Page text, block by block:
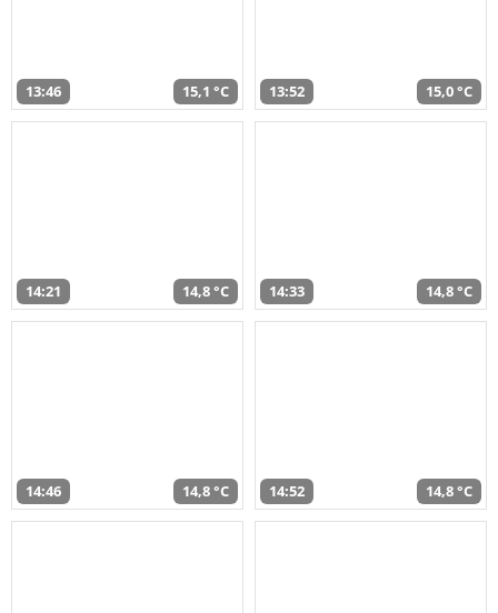
13:46 15,1 °C 13:52 15,0 °C
14:21 14,8 °C 14:33 14,8 °C
14:46 14,8 °C 14:52 14,8 °C